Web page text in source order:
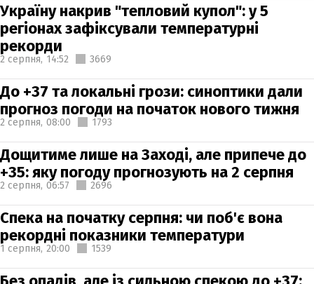
Україну накрив "тепловий купол": у 5
регіонах зафіксували температурні
рекорди
2 серпня, 14:52 3669
До +37 та локальні грози: синоптики дали
прогноз погоди на початок нового тижня
2 серпня, 08:00 1793
Дощитиме лише на Заході, але припече до
+35: яку погоду прогнозують на 2 серпня
2 серпня, 06:57 2696
Спека на початку серпня: чи поб'є вона
рекордні показники температури
1 серпня, 20:00 1539